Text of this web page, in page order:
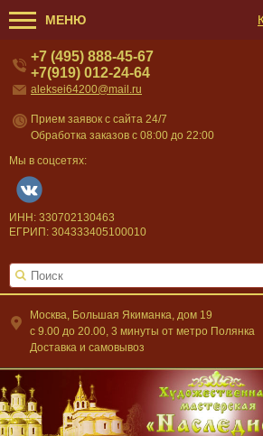
МЕНЮ
Москва, Большая Якиманка, дом 19
c 9.00 до 20.00, 3 минуты от метро Полянка
Доставка и самовывоз
+7 (495) 888-45-67
+7(919) 012-24-64
aleksei64200@mail.ru
Прием заявок с сайта 24/7
Обработка заказов с 08:00 до 22:00
Мы в соцсетях:
ИНН: 330702130463
ЕГРИП: 304333405100010